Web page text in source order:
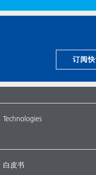
订阅
Technologies
白皮书